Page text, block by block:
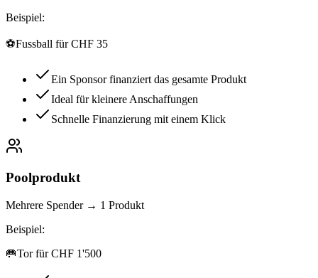
Beispiel:
⚽Fussball für CHF 35
Ein Sponsor finanziert das gesamte Produkt
Ideal für kleinere Anschaffungen
Schnelle Finanzierung mit einem Klick
Poolprodukt
Mehrere Spender → 1 Produkt
Beispiel:
🥅Tor für CHF 1'500